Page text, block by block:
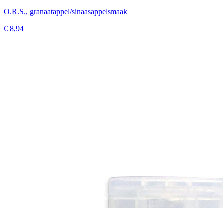
O.R.S., granaatappel/sinaasappelsmaak
€ 8,94